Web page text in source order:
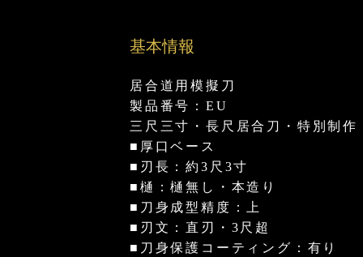
基本情報
居合道用模擬刀
製品番号：EU
三尺三寸・長尺居合刀・特別制作
■厚口ベース
■刃長：約3尺3寸
■樋：樋無し・本造り
■刀身成型精度：上
■刃文：直刃・3尺超
■刀身保護コーティング：有り